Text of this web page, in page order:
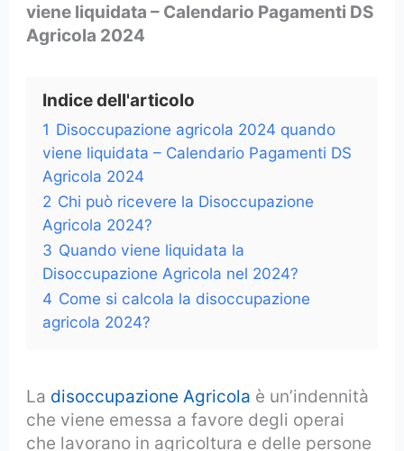
viene liquidata – Calendario Pagamenti DS
Agricola 2024
Indice dell'articolo
1 Disoccupazione agricola 2024 quando
viene liquidata – Calendario Pagamenti DS
Agricola 2024
2 Chi può ricevere la Disoccupazione
Agricola 2024?
3 Quando viene liquidata la
Disoccupazione Agricola nel 2024?
4 Come si calcola la disoccupazione
agricola 2024?
La disoccupazione Agricola è un’indennità
che viene emessa a favore degli operai
che lavorano in agricoltura e delle persone